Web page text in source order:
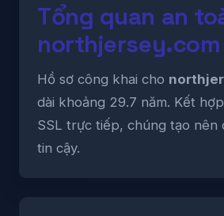
Tổng quan an
northjersey.com
Hồ sơ công khai cho
dài khoảng 29.7 năm. Kết
SSL trực tiếp, chúng tạo nên
tin cậy.